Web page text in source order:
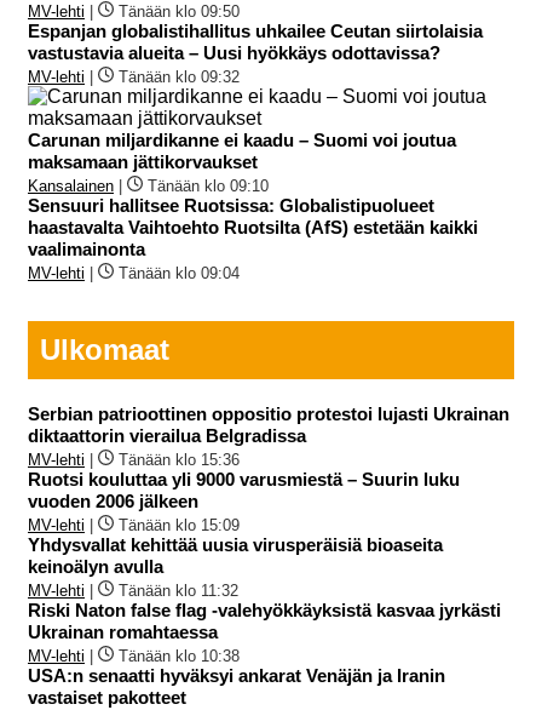
MV-lehti Tänään klo 09:50
Espanjan globalistihallitus uhkailee Ceutan siirtolaisia
vastustavia alueita – Uusi hyökkäys odottavissa?
MV-lehti Tänään klo 09:32
Carunan miljardikanne ei kaadu – Suomi voi joutua
maksamaan jättikorvaukset
Kansalainen Tänään klo 09:10
Sensuuri hallitsee Ruotsissa: Globalistipuolueet
haastavalta Vaihtoehto Ruotsilta (AfS) estetään kaikki
vaalimainonta
MV-lehti Tänään klo 09:04
Ulkomaat
Serbian patrioottinen oppositio protestoi lujasti Ukrainan
diktaattorin vierailua Belgradissa
MV-lehti Tänään klo 15:36
Ruotsi kouluttaa yli 9000 varusmiestä – Suurin luku
vuoden 2006 jälkeen
MV-lehti Tänään klo 15:09
Yhdysvallat kehittää uusia virusperäisiä bioaseita
keinoälyn avulla
MV-lehti Tänään klo 11:32
Riski Naton false flag -valehyökkäyksistä kasvaa jyrkästi
Ukrainan romahtaessa
MV-lehti Tänään klo 10:38
USA:n senaatti hyväksyi ankarat Venäjän ja Iranin
vastaiset pakotteet